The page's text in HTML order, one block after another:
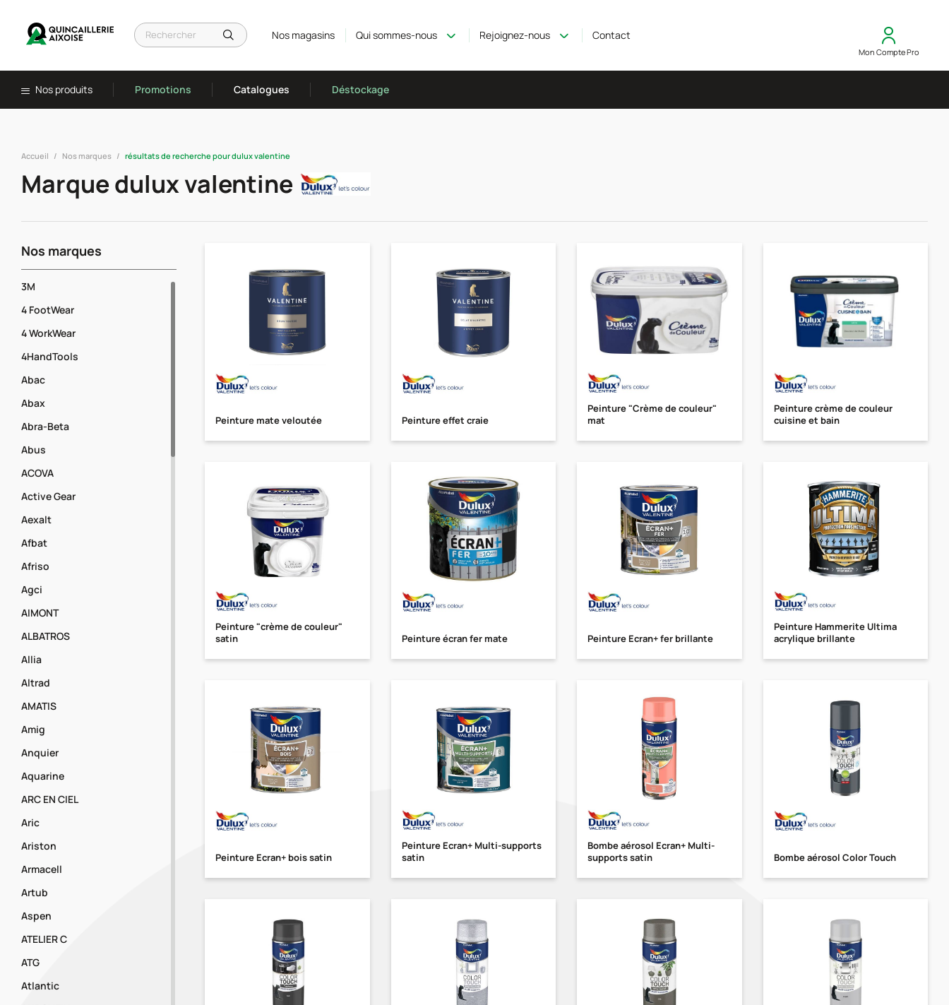
Nos magasins Qui sommes-nous Rejoignez-nous Contact
Mon Compte Pro
Nos produits Promotions Catalogues Déstockage
Accueil Nos marques résultats de recherche pour dulux valentine
Marque dulux valentine
Nos marques
3M
4 FootWear
4 WorkWear
4HandTools
Abac
Abax
Abra-Beta
Abus
ACOVA
Active Gear
Aexalt
Afbat
Afriso
Agci
AIMONT
ALBATROS
Allia
Altrad
AMATIS
Amig
Anquier
Aquarine
ARC EN CIEL
Aric
Ariston
Armacell
Artub
Aspen
ATELIER C
ATG
Atlantic
Peinture mate veloutée Peinture effet craie
Peinture "Crème de couleur"
mat
Peinture crème de couleur
cuisine et bain
Peinture "crème de couleur"
satin
Peinture écran fer mate Peinture Ecran+ fer brillante
Peinture Hammerite Ultima
acrylique brillante
Peinture Ecran+ bois satin
Peinture Ecran+ Multi-supports
satin
Bombe aérosol Ecran+ Multi-
supports satin
Bombe aérosol Color Touch